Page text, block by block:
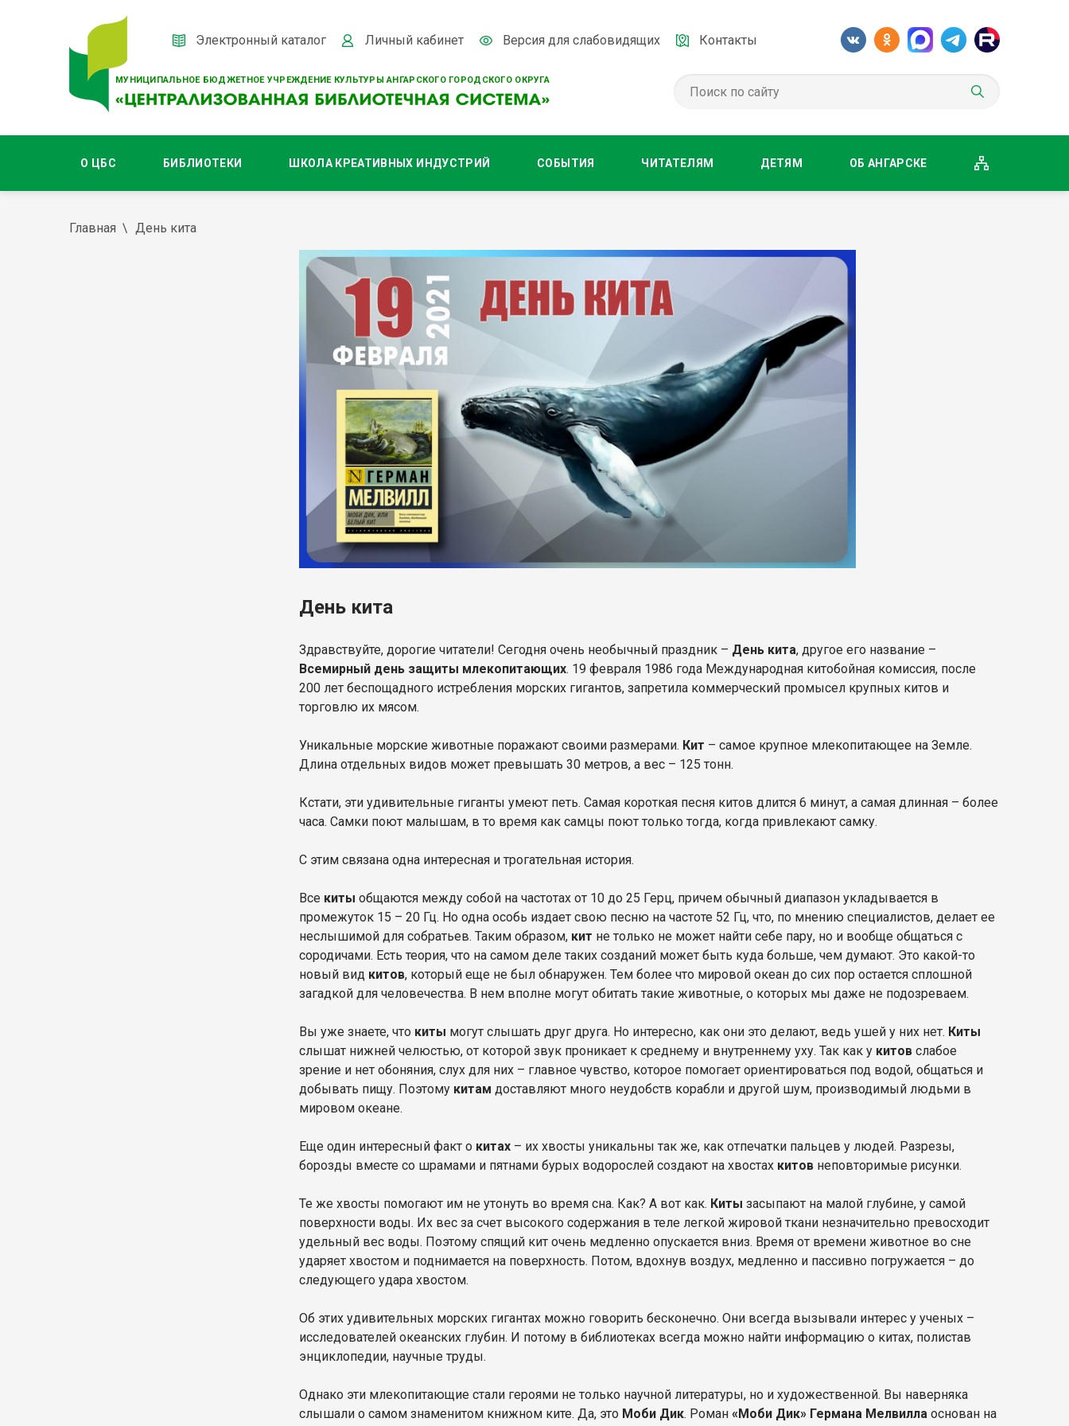
МУНИЦИПАЛЬНОЕ БЮДЖЕТНОЕ УЧРЕЖДЕНИЕ КУЛЬТУРЫ АНГАРСКОГО ГОРОДСКОГО ОКРУГА
Электронный каталог Личный кабинет Версия для слабовидящих Контакты
О ЦБС БИБЛИОТЕКИ ШКОЛА КРЕАТИВНЫХ ИНДУСТРИЙ СОБЫТИЯ ЧИТАТЕЛЯМ ДЕТЯМ ОБ АНГАРСКЕ
Главная День кита
День кита
Здравствуйте, дорогие читатели! Сегодня очень необычный праздник – День кита, другое его название –
Всемирный день защиты млекопитающих. 19 февраля 1986 года Международная китобойная комиссия, после
200 лет беспощадного истребления морских гигантов, запретила коммерческий промысел крупных китов и
торговлю их мясом.
Уникальные морские животные поражают своими размерами. Кит – самое крупное млекопитающее на Земле.
Длина отдельных видов может превышать 30 метров, а вес – 125 тонн.
Кстати, эти удивительные гиганты умеют петь. Самая короткая песня китов длится 6 минут, а самая длинная – более
часа. Самки поют малышам, в то время как самцы поют только тогда, когда привлекают самку.
С этим связана одна интересная и трогательная история.
Все киты общаются между собой на частотах от 10 до 25 Герц, причем обычный диапазон укладывается в
промежуток 15 – 20 Гц. Но одна особь издает свою песню на частоте 52 Гц, что, по мнению специалистов, делает ее
неслышимой для собратьев. Таким образом, кит не только не может найти себе пару, но и вообще общаться с
сородичами. Есть теория, что на самом деле таких созданий может быть куда больше, чем думают. Это какой-то
новый вид китов, который еще не был обнаружен. Тем более что мировой океан до сих пор остается сплошной
загадкой для человечества. В нем вполне могут обитать такие животные, о которых мы даже не подозреваем.
Вы уже знаете, что киты могут слышать друг друга. Но интересно, как они это делают, ведь ушей у них нет. Киты
слышат нижней челюстью, от которой звук проникает к среднему и внутреннему уху. Так как у китов слабое
зрение и нет обоняния, слух для них – главное чувство, которое помогает ориентироваться под водой, общаться и
добывать пищу. Поэтому китам доставляют много неудобств корабли и другой шум, производимый людьми в
мировом океане.
Еще один интересный факт о китах – их хвосты уникальны так же, как отпечатки пальцев у людей. Разрезы,
борозды вместе со шрамами и пятнами бурых водорослей создают на хвостах китов неповторимые рисунки.
Те же хвосты помогают им не утонуть во время сна. Как? А вот как. Китызасыпают на малой глубине, у самой
поверхности воды. Их вес за счет высокого содержания в теле легкой жировой ткани незначительно превосходит
удельный вес воды. Поэтому спящий кит очень медленно опускается вниз. Время от времени животное во сне
ударяет хвостом и поднимается на поверхность. Потом, вдохнув воздух, медленно и пассивно погружается – до
следующего удара хвостом.
Об этих удивительных морских гигантах можно говорить бесконечно. Они всегда вызывали интерес у ученых –
исследователей океанских глубин. И потому в библиотеках всегда можно найти информацию о китах, полистав
энциклопедии, научные труды.
Однако эти млекопитающие стали героями не только научной литературы, но и художественной. Вы наверняка
слышали о самом знаменитом книжном ките. Да, это Моби Дик. Роман«Моби Дик» Германа Мелвиллаоснован на